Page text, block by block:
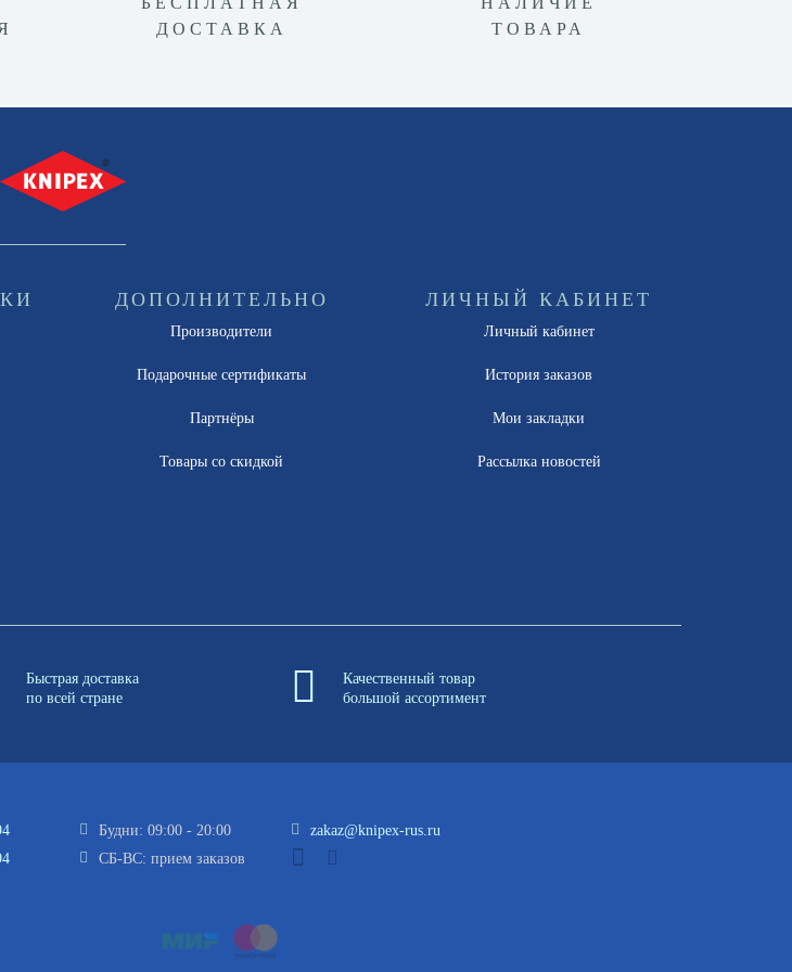
ДОСТАВКА
ТОВАРА
ДОПОЛНИТЕЛЬНО
Производители
Подарочные сертификаты
Партнёры
Товары со скидкой
ЛИЧНЫЙ КАБИНЕТ
Личный кабинет
История заказов
Мои закладки
Рассылка новостей
Быстрая доставка
по всей стране
Качественный товар
большой ассортимент
Будни: 09:00 - 20:00
СБ-ВС: прием заказов
zakaz@knipex-rus.ru